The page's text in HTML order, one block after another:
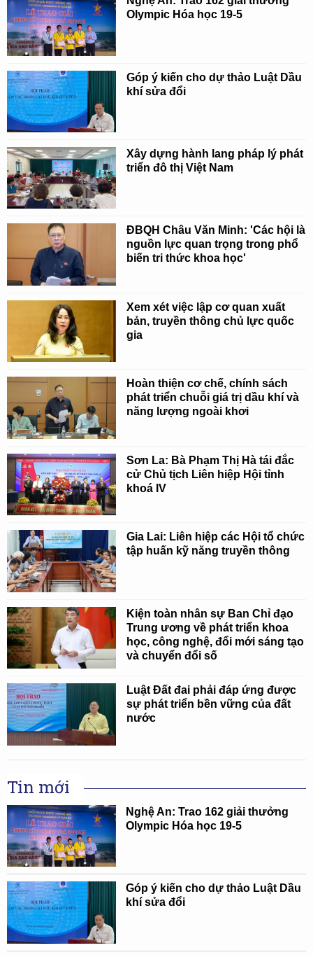
Olympic Hóa học 19-5
Góp ý kiến cho dự thảo Luật Dầu
khí sửa đổi
Xây dựng hành lang pháp lý phát
triển đô thị Việt Nam
ĐBQH Châu Văn Minh: 'Các hội là
nguồn lực quan trọng trong phổ
biến tri thức khoa học'
Xem xét việc lập cơ quan xuất
bản, truyền thông chủ lực quốc
gia
Hoàn thiện cơ chế, chính sách
phát triển chuỗi giá trị dầu khí và
năng lượng ngoài khơi
Sơn La: Bà Phạm Thị Hà tái đắc
cử Chủ tịch Liên hiệp Hội tỉnh
khoá IV
Gia Lai: Liên hiệp các Hội tổ chức
tập huấn kỹ năng truyền thông
Kiện toàn nhân sự Ban Chỉ đạo
Trung ương về phát triển khoa
học, công nghệ, đổi mới sáng tạo
và chuyển đổi số
Luật Đất đai phải đáp ứng được
sự phát triển bền vững của đất
nước
Tin mới
Nghệ An: Trao 162 giải thưởng
Olympic Hóa học 19-5
Góp ý kiến cho dự thảo Luật Dầu
khí sửa đổi